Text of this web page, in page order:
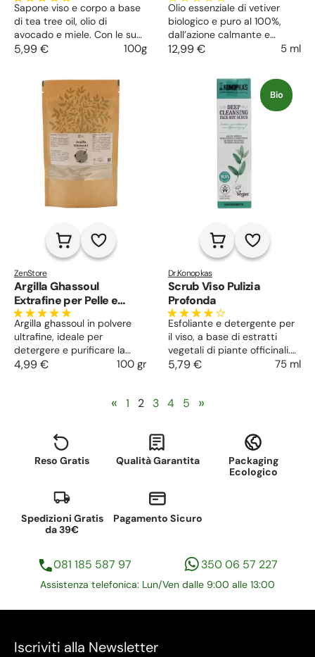
Sapone viso e corpo a base
di tea tree oil, olio di
avocado e miele. Con le sue
proprietà idratanti,
particolarmente adatto alla
pelle grassa o impura,
affetta da acne, o alla cute
irritata e arrossata.
5,99 € 100g
Olio essenziale di vetiver
biologico e puro al 100%,
dall’azione calmante e
rilassante, favorisce il riposo,
ansia. Il suo aroma terroso
ed intenso è ideale per la
preparazione di cosmetici e
profumi da uomo.
12,99 € 5 ml
ZenStore
Argilla Ghassoul
Extrafine per Pelle e
Capelli
Argilla ghassoul in polvere
ultrafine, ideale per
detergere e purificare la
pelle o come lavaggio
disintossicanti, illuminanti e
4,99 € 100 gr
Bio
Dr.Konopkas
Scrub Viso Pulizia
Profonda
Esfoliante e detergente per
il viso, a base di estratti
vegetali di piante officinali.
Effettua una piacevole
efficacemente le cellule
5,79 € 75 ml
« 1 2 3 4 5 »
Reso Gratis Qualità Garantita
Packaging
Ecologico
Spedizioni Gratis
da 39€
Pagamento Sicuro
081 185 587 97 350 06 57 227
Assistenza telefonica: Lun/Ven dalle 9:00 alle 13:00
Iscriviti alla Newsletter